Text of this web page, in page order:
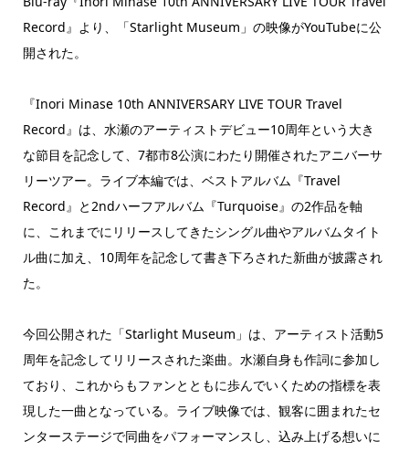
Record』より、「Starlight Museum」の映像がYouTubeに公
開された。
『Inori Minase 10th ANNIVERSARY LIVE TOUR Travel
Record』は、⽔瀬のアーティストデビュー10周年という⼤き
な節⽬を記念して、7都市8公演にわたり開催されたアニバーサ
リーツアー。ライブ本編では、ベストアルバム『Travel
Record』と2ndハーフアルバム『Turquoise』の2作品を軸
に、これまでにリリースしてきたシングル曲やアルバムタイト
ル曲に加え、10周年を記念して書き下ろされた新曲が披露され
た。
今回公開された「Starlight Museum」は、アーティスト活動5
周年を記念してリリースされた楽曲。水瀬自身も作詞に参加し
ており、これからもファンとともに歩んでいくための指標を表
現した一曲となっている。ライブ映像では、観客に囲まれたセ
ンターステージで同曲をパフォーマンスし、込み上げる想いに